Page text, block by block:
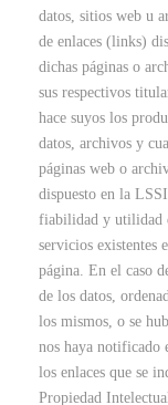
datos, sitios web u
de enlaces (links)
dichas páginas o
sus respectivos
hace suyos los
datos, archivos y
páginas web o
dispuesto en la
fiabilidad y utilidad
servicios existentes
página. En el caso
de los datos,
los mismos, o se
nos haya notificado
los enlaces que se
Propiedad